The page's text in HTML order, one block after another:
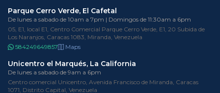
Parque Cerro Verde, El Cafetal
De lunes a sabado de 10am a 7pm | Domingos de 11:30am a 6pm
05, E1, local E1, Centro Comercial Parque Cerro Verde, E1, 20 Subida de
Los Naranjos, Caracas 1083, Miranda, Venezuela
584249649857
Maps
Unicentro el Marqués, La California
De lunes a sabado de 9am a 6pm
Centro comercial Unicentro, Avenida Francisco de Miranda, Caracas
1071, Distrito Capital, Venezuela